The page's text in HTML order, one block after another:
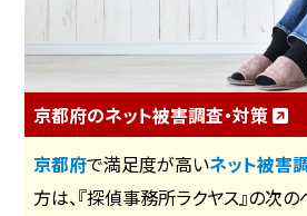
京都府のネット被害調査・対策
京都府で満足度が高いネット被害
方は、『探偵事務所ラクヤス』の次